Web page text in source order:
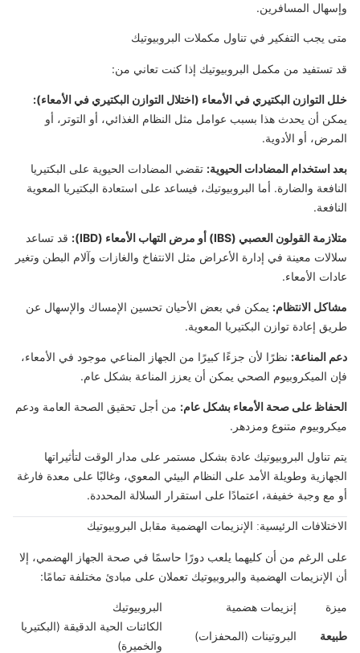
وإسهال المسافرين.
متى يجب التفكير في تناول مكملات البروبيوتيك
قد تستفيد من مكمل البروبيوتيك إذا كنت تعاني من:
خلل التوازن البكتيري في الأمعاء (اختلال التوازن البكتيري في الأمعاء):
يمكن أن يحدث هذا بسبب عوامل مثل النظام الغذائي، أو التوتر، أو
المرض، أو الأدوية.
بعد استخدام المضادات الحيوية: تقضي المضادات الحيوية على البكتيريا
النافعة والضارة. أما البروبيوتيك، فيساعد على استعادة البكتيريا المعوية
النافعة.
متلازمة القولون العصبي (IBS) أو مرض التهاب الأمعاء (IBD):
قد تساعد
سلالات معينة في إدارة الأعراض مثل الانتفاخ والغازات وآلام البطن وتغير
عادات الأمعاء.
مشاكل الانتظام: يمكن في بعض الأحيان تحسين الإمساك والإسهال عن
طريق إعادة توازن البكتيريا المعوية.
دعم المناعة: نظرًا لأن جزءًا كبيرًا من الجهاز المناعي موجود في الأمعاء،
فإن الميكروبيوم الصحي يمكن أن يعزز المناعة بشكل عام.
الحفاظ على صحة الأمعاء بشكل عام: من أجل تحقيق الصحة العامة ودعم
ميكروبيوم متنوع ومزدهر.
يتم تناول البروبيوتيك عادة بشكل مستمر على مدار الوقت لتأثيراتها
الجهازية وطويلة الأمد على النظام البيئي المعوي، وغالبًا على معدة فارغة
أو مع وجبة خفيفة، اعتمادًا على استقرار السلالة المحددة.
الاختلافات الرئيسية: الإنزيمات الهضمية مقابل البروبيوتيك
على الرغم من أن كليهما يلعب دورًا حاسمًا في صحة الجهاز الهضمي، إلا
أن الإنزيمات الهضمية والبروبيوتيك تعملان على مبادئ مختلفة تمامًا:
ميزة إنزيمات هضمية البروبيوتيك
طبيعة البروتينات (المحفزات)
الكائنات الحية الدقيقة (البكتيريا
والخميرة)